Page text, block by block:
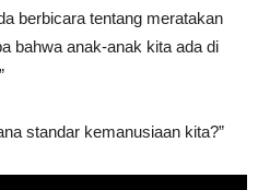
berbicara tentang meratakan
bahwa anak-anak kita ada di
standar kemanusiaan kita?”